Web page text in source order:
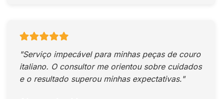
"Serviço impecável para minhas peças de couro
italiano. O consultor me orientou sobre cuidados
e o resultado superou minhas expectativas."